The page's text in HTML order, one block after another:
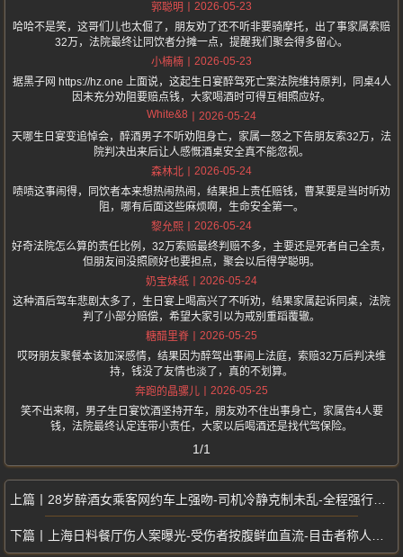
郭聪明
2026-05-23
哈哈不是笑，这哥们儿也太倔了，朋友劝了还不听非要骑摩托，出了事家属索赔
32万，法院最终让同饮者分摊一点，提醒我们聚会得多留心。
小楠楠
2026-05-23
据黑子网 https://hz.one 上面说，这起生日宴醉驾死亡案法院维持原判，同桌4人
因未充分劝阻要赔点钱，大家喝酒时可得互相照应好。
White&8
2026-05-24
天哪生日宴变追悼会，醉酒男子不听劝阻身亡，家属一怒之下告朋友索32万，法
院判决出来后让人感慨酒桌安全真不能忽视。
森林北
2026-05-24
啧啧这事闹得，同饮者本来想热闹热闹，结果担上责任赔钱，曹某要是当时听劝
阻，哪有后面这些麻烦啊，生命安全第一。
黎允熙
2026-05-24
好奇法院怎么算的责任比例，32万索赔最终判赔不多，主要还是死者自己全责，
但朋友间没照顾好也要担点，聚会以后得学聪明。
奶宝妹纸
2026-05-24
这种酒后驾车悲剧太多了，生日宴上喝高兴了不听劝，结果家属起诉同桌，法院
判了小部分赔偿，希望大家引以为戒别重蹈覆辙。
糖醋里脊
2026-05-25
哎呀朋友聚餐本该加深感情，结果因为醉驾出事闹上法庭，索赔32万后判决维
持，钱没了友情也淡了，真的不划算。
奔跑的晶骡儿
2026-05-25
笑不出来啊，男子生日宴饮酒坚持开车，朋友劝不住出事身亡，家属告4人要
钱，法院最终认定连带小责任，大家以后喝酒还是找代驾保险。
1/1
28岁醉酒女乘客网约车上强吻-司机冷静克制未乱-全程强行亲吻
上海日料餐厅伤人案曝光-受伤者按腹鲜血直流-目击者称人生最恐怖经历